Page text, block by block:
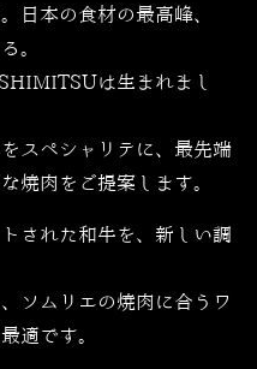
日本の食材の最高峰、
。
は生まれまし
スペシャリテに、最先端
焼肉をご提案します。
された和牛を、新しい調
ソムリエの焼肉に合うワ
適です。